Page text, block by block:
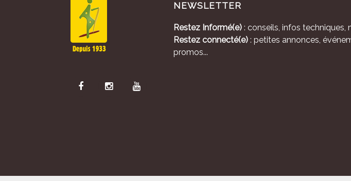
NEWSLETTER
Restez Informé(e) : conseils, infos techniques,
Restez connecté(e) : petites annonces,
promos...